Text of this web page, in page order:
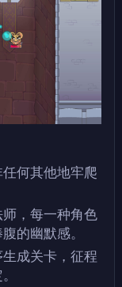
何其他地牢爬
，每一种角色
的幽默感。
成关卡，征程